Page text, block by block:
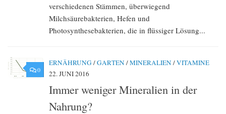
verschiedenen Stämmen, überwiegend
Milchsäurebakterien, Hefen und
Photosynthesebakterien, die in flüssiger Lösung...
0
ERNÄHRUNG /GARTEN /MINERALIEN /VITAMINE
22. JUNI 2016
Immer weniger Mineralien in der
Nahrung?